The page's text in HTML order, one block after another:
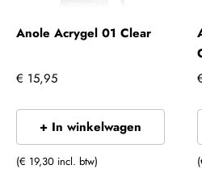
Anole Acrygel 01 Clear
€ 15,95
+ In winkelwagen
(€ 19,30 incl. btw)